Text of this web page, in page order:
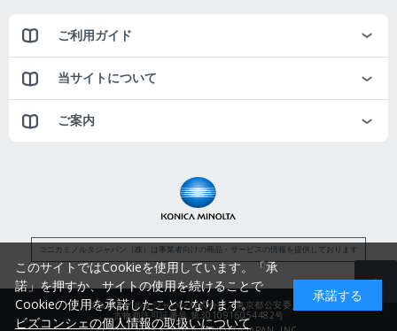
ご利用ガイド
当サイトについて
ご案内
コニカミノルタジャパン（株）は事業者向けの商品・サービスの情報を提供しております
コニカミノルタジャパン株式会社／東京都公安委員会
古物商許可証番号 第3010916054482号
このサイトではCookieを使用しています。「承
諾」を押すか、サイトの使用を続けることで
Cookieの使用を承諾したことになります。
ビズコンシェの個人情報の取扱いについて
承諾する